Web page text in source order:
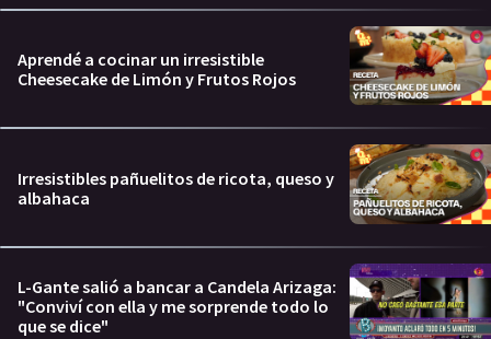
Aprendé a cocinar un irresistible
Cheesecake de Limón y Frutos Rojos
Irresistibles pañuelitos de ricota, queso y
albahaca
L-Gante salió a bancar a Candela Arizaga:
"Conviví con ella y me sorprende todo lo
que se dice"